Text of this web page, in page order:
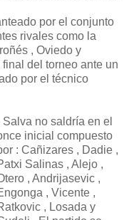
por el conjunto
rivales como la
, Oviedo y
del torneo ante un
por el técnico
Salva no saldría en el
inicial compuesto
: Cañizares , Dadie ,
Salinas , Alejo ,
, Andrijasevic ,
, Vicente ,
, Losada y